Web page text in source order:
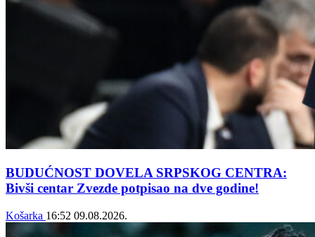
BUDUĆNOST DOVELA SRPSKOG CENTRA:
Bivši centar Zvezde potpisao na dve godine!
Košarka 16:52 09.08.2026.